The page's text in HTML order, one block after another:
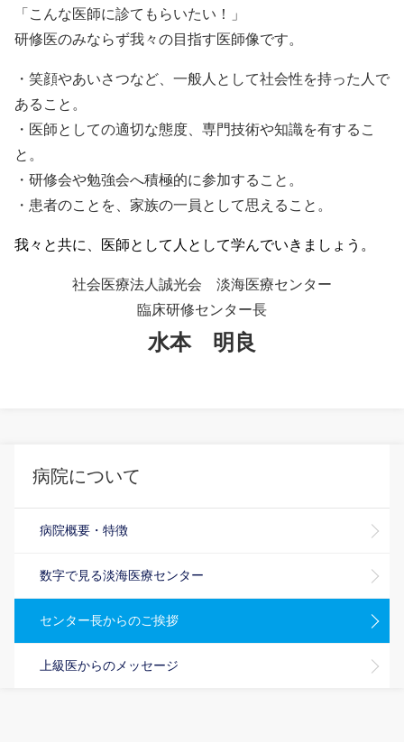
「こんな医師に診てもらいたい！」
研修医のみならず我々の目指す医師像です。
・笑顔やあいさつなど、一般人として社会性を持った人で
あること。
・医師としての適切な態度、専門技術や知識を有するこ
と。
・研修会や勉強会へ積極的に参加すること。
・患者のことを、家族の一員として思えること。
我々と共に、医師として人として学んでいきましょう。
社会医療法人誠光会 淡海医療センター
臨床研修センター長
水本 明良
病院について
病院概要・特徴
数字で見る淡海医療センター
センター長からのご挨拶
上級医からのメッセージ